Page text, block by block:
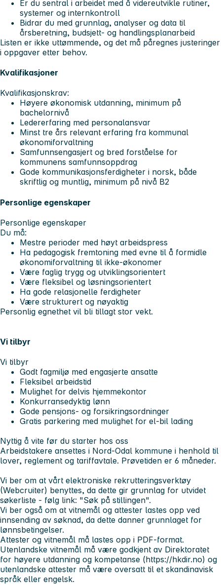
Er du sentral i arbeidet med å videreutvikle rutiner,
systemer og internkontroll
Bidrar du med grunnlag, analyser og data til
årsberetning, budsjett- og handlingsplanarbeid
Listen er ikke uttømmende, og det må påregnes justeringer
i oppgaver etter behov.
Kvalifikasjoner
Kvalifikasjonskrav:
Høyere økonomisk utdanning, minimum på
bachelornivå
Ledererfaring med personalansvar
Minst tre års relevant erfaring fra kommunal
økonomiforvaltning
Samfunnsengasjert og bred forståelse for
kommunens samfunnsoppdrag
Gode kommunikasjonsferdigheter i norsk, både
skriftlig og muntlig, minimum på nivå B2
Personlige egenskaper
Personlige egenskaper
Du må:
Mestre perioder med høyt arbeidspress
Ha pedagogisk fremtoning med evne til å formidle
økonomiforvaltning til ikke-økonomer
Være faglig trygg og utviklingsorientert
Være fleksibel og løsningsorientert
Ha gode relasjonelle ferdigheter
Være strukturert og nøyaktig
Personlig egnethet vil bli tillagt stor vekt.
Vi tilbyr
Vi tilbyr
Godt fagmiljø med engasjerte ansatte
Fleksibel arbeidstid
Mulighet for delvis hjemmekontor
Konkurransedyktig lønn
Gode pensjons- og forsikringsordninger
Gratis parkering med mulighet for el-bil lading
Nyttig å vite før du starter hos oss
Arbeidstakere ansettes i Nord-Odal kommune i henhold til
lover, reglement og tariffavtale. Prøvetiden er 6 måneder.
Vi ber om at vårt elektroniske rekrutteringsverktøy
(Webcruiter) benyttes, da dette gir grunnlag for utvidet
søkerliste - følg link: "Søk på stillingen".
Vi ber også om at vitnemål og attester lastes opp ved
innsending av søknad, da dette danner grunnlaget for
lønnsbetingelser.
Attester og vitnemål må lastes opp i PDF-format.
Utenlandske vitnemål må være godkjent av Direktoratet
for høyere utdanning og kompetanse (https://hkdir.no) og
utenlandske attester må være oversatt til et skandinavisk
språk eller engelsk.